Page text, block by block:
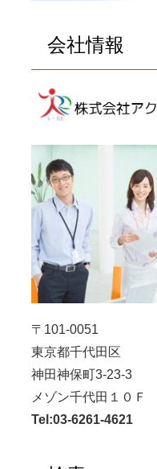
会社情報
〒101-0051
東京都千代田区
神田神保町3-23-3
メゾン千代田１０Ｆ
Tel:03-6261-4621